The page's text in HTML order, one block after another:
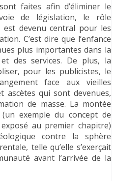
faites afin d’éliminer le
de législation, le rôle
est devenu central pour les
C’est dire que l’enfance
plus importantes dans la
des services. De plus, la
pour les publicistes, le
face aux vieilles
ascètes qui sont devenues,
de masse. La montée
exemple du concept de
au premier chapitre)
contre la sphère
telle qu’elle s’exerçait
avant l’arrivée de la